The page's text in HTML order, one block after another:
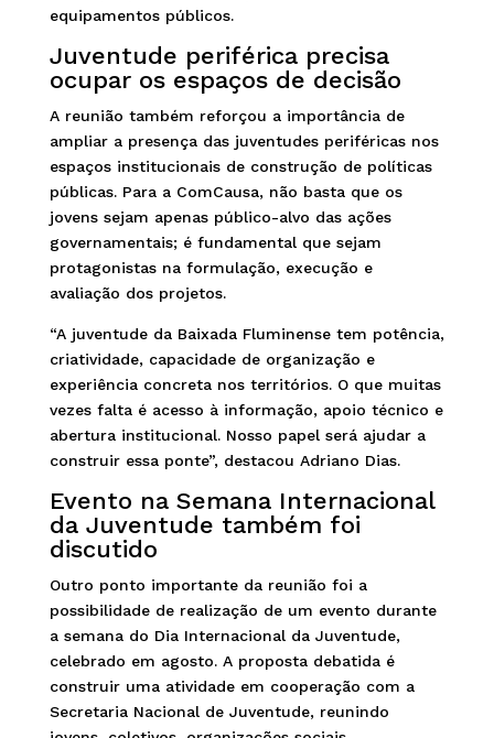
equipamentos públicos.
Juventude periférica precisa
ocupar os espaços de decisão
A reunião também reforçou a importância de
ampliar a presença das juventudes periféricas nos
espaços institucionais de construção de políticas
públicas. Para a ComCausa, não basta que os
jovens sejam apenas público-alvo das ações
governamentais; é fundamental que sejam
protagonistas na formulação, execução e
avaliação dos projetos.
“A juventude da Baixada Fluminense tem potência,
criatividade, capacidade de organização e
experiência concreta nos territórios. O que muitas
vezes falta é acesso à informação, apoio técnico e
abertura institucional. Nosso papel será ajudar a
construir essa ponte”, destacou Adriano Dias.
Evento na Semana Internacional
da Juventude também foi
discutido
Outro ponto importante da reunião foi a
possibilidade de realização de um evento durante
a semana do Dia Internacional da Juventude,
celebrado em agosto. A proposta debatida é
construir uma atividade em cooperação com a
Secretaria Nacional de Juventude, reunindo